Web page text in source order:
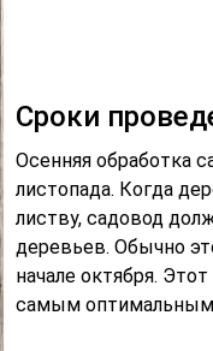
Сроки
Осенняя обработка
листопада. Когда
листву, садовод
деревьев. Обычно
начале октября.
самым